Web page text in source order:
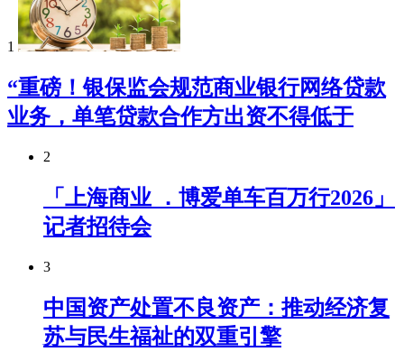
1
“重磅！银保监会规范商业银行网络贷款
业务，单笔贷款合作方出资不得低于
2
「上海商业 ．博爱单车百万行2026」
记者招待会
3
中国资产处置不良资产：推动经济复
苏与民生福祉的双重引擎